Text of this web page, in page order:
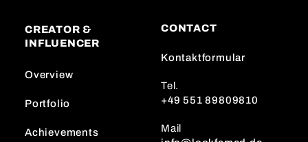
CREATOR &
INFLUENCER
Overview
Portfolio
Achievements
CONTACT
Kontaktformular
Tel.
+49 551 89809810
Mail